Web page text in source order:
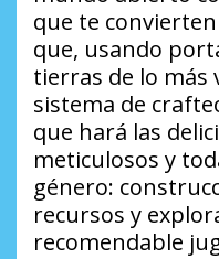
que te
que, usando
tierras de lo más
sistema de
que hará las
meticulosos y
género:
recursos y
recomendable